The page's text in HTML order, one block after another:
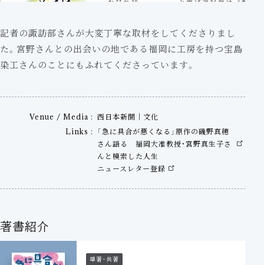
記者の諏訪部さんが大変丁寧な取材をしてくださりまし
た。宮野さんとの出会いの地である福岡に工房を持つ宝島
染工さんのことにもふれてくださっています。
Venue / Media
西日本新聞｜文化
Links
「急に具合が悪くなる」原作の磯野真穂
さん語る 福岡大准教授・宮野真生子さ
んと模索した人生
ニュースレター登録
著書紹介
単著・共著